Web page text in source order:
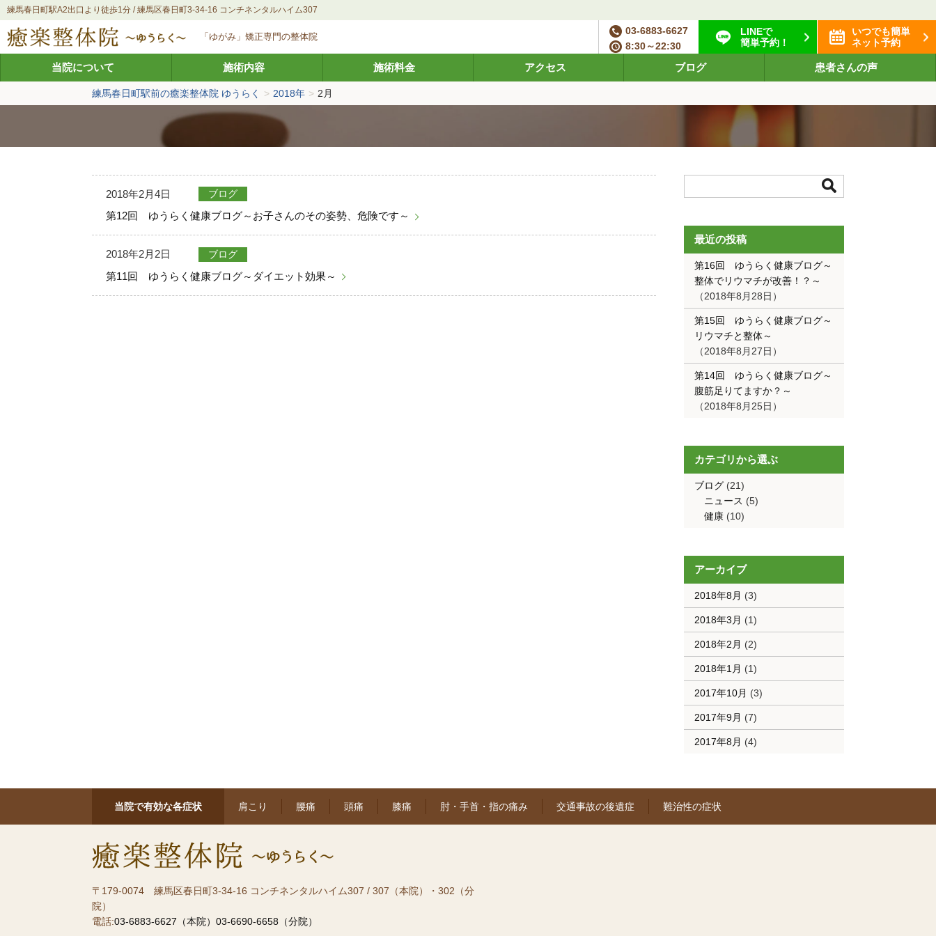
練馬春日町駅A2出口より徒歩1分 / 練馬区春日町3-34-16 コンチネンタルハイム307
「ゆがみ」矯正専門の整体院
03-6883-6627
8:30～22:30
LINEで
簡単予約！
いつでも簡単
ネット予約
当院について 施術内容 施術料金 アクセス ブログ 患者さんの声
練馬春日町駅前の癒楽整体院 ゆうらく > 2018年 > 2月
2018年2月4日 ブログ
第12回 ゆうらく健康ブログ～お子さんのその姿勢、危険です～
2018年2月2日 ブログ
第11回 ゆうらく健康ブログ～ダイエット効果～
最近の投稿
第16回 ゆうらく健康ブログ～
整体でリウマチが改善！？～
2018年8月28日
第15回 ゆうらく健康ブログ～
リウマチと整体～
2018年8月27日
第14回 ゆうらく健康ブログ～
腹筋足りてますか？～
2018年8月25日
カテゴリから選ぶ
ブログ (21)
ニュース (5)
健康 (10)
アーカイブ
2018年8月 (3)
2018年3月 (1)
2018年2月 (2)
2018年1月 (1)
2017年10月 (3)
2017年9月 (7)
2017年8月 (4)
当院で有効な各症状 肩こり 腰痛 頭痛 膝痛 肘・手首・指の痛み 交通事故の後遺症 難治性の症状
〒179-0074 練馬区春日町3-34-16 コンチネンタルハイム307 / 307（本院）・302（分
院）
電話:03-6883-6627（本院） 03-6690-6658（分院）